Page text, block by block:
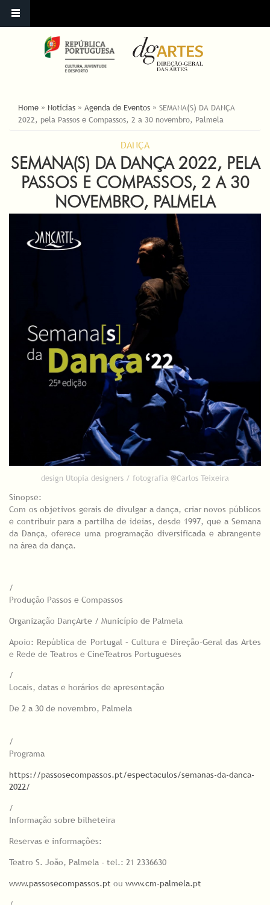
ESTÁ AQUI
Home » Noticias » Agenda de Eventos » SEMANA(S) DA DANÇA
2022, pela Passos e Compassos, 2 a 30 novembro, Palmela
DANÇA
SEMANA(S) DA DANÇA 2022, PELA
PASSOS E COMPASSOS, 2 A 30
NOVEMBRO, PALMELA
design Utopia designers / fotografia @Carlos Teixeira
Sinopse:
Com os objetivos gerais de divulgar a dança, criar novos públicos
e contribuir para a partilha de ideias, desde 1997, que a Semana
da Dança, oferece uma programação diversificada e abrangente
na área da dança.
/
Produção Passos e Compassos
Organização DançArte / Município de Palmela
Apoio: República de Portugal – Cultura e Direção-Geral das Artes
e Rede de Teatros e CineTeatros Portugueses
/
Locais, datas e horários de apresentação
De 2 a 30 de novembro, Palmela
/
Programa
https://passosecompassos.pt/espectaculos/semanas-da-danca-
2022/
/
Informação sobre bilheteira
Reservas e informações:
Teatro S. João, Palmela - tel.: 21 2336630
www.passosecompassos.pt ou www.cm-palmela.pt